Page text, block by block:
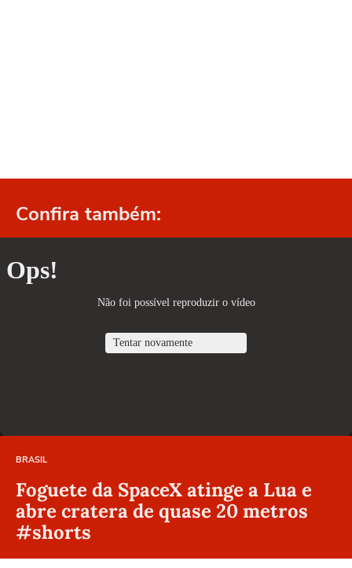
Confira também:
BRASIL
Foguete da SpaceX atinge a Lua e
abre cratera de quase 20 metros
#shorts